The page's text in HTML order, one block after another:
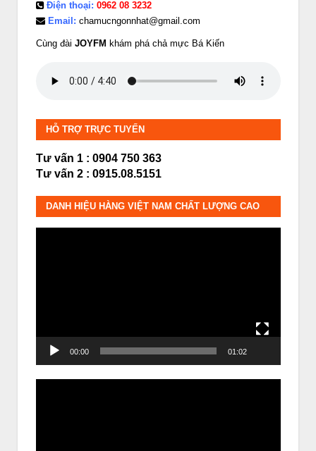
Điện thoại: 0962 08 3232
Email: chamucngonnhat@gmail.com
Cùng đài JOYFM khám phá chả mực Bá Kiến
HỖ TRỢ TRỰC TUYẾN
Tư vấn 1 : 0904 750 363
Tư vấn 2 : 0915.08.5151
DANH HIỆU HÀNG VIỆT NAM CHẤT LƯỢNG CAO
00:00 01:02